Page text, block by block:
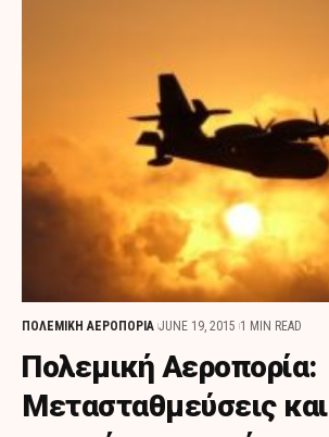
ΠΟΛΕΜΙΚΗ ΑΕΡΟΠΟΡΙΑ JUNE 19, 2015 1 MIN READ
Πολεμική Αεροπορία:
Μετασταθμεύσεις και